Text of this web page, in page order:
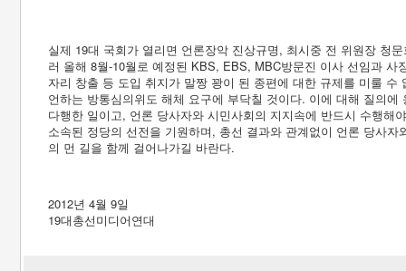
실제 19대 국회가 열리면 언론장악 진상규명, 최시중 전 위원장 청
러 올해 8월-10월로 예정된 KBS, EBS, MBC방문진 이사 선임과
자리 창출 등 도입 취지가 말짱 꽝이 된 종편에 대한 규제를 미룰
언하는 방통심의위도 해체 요구에 부닥칠 것이다. 이에 대해 질의
다행한 일이고, 언론 당사자와 시민사회의 지지속에 반드시 수행해
소속된 정당의 선전을 기원하며, 총선 결과와 관계없이 언론 당사
의 먼 길을 함께 걸어나가길 바란다.
2012년 4월 9일
19대총선미디어연대